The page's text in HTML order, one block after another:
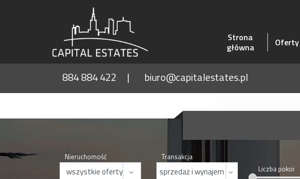
Strona
główna
Oferty
884 884 422 biuro@capitalestates.pl
Nieruchomość Transakcja
Liczba pokoi